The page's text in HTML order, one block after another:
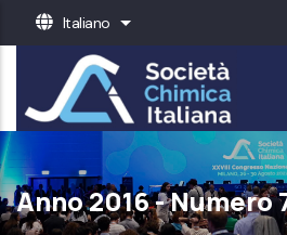
Salta
contenuto
principale
Italiano Mostra ulteriori azioni
Anno 2016 - Numero